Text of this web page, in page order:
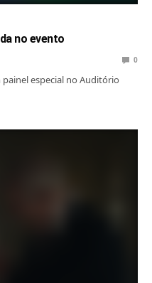
no evento
0
especial no Auditório